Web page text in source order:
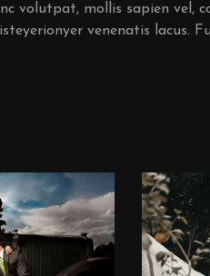
volutpat, mollis sapien vel,
venenatis lacus.